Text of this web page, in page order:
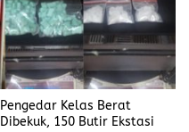
Pengedar Kelas Berat
Dibekuk, 150 Butir Ekstasi